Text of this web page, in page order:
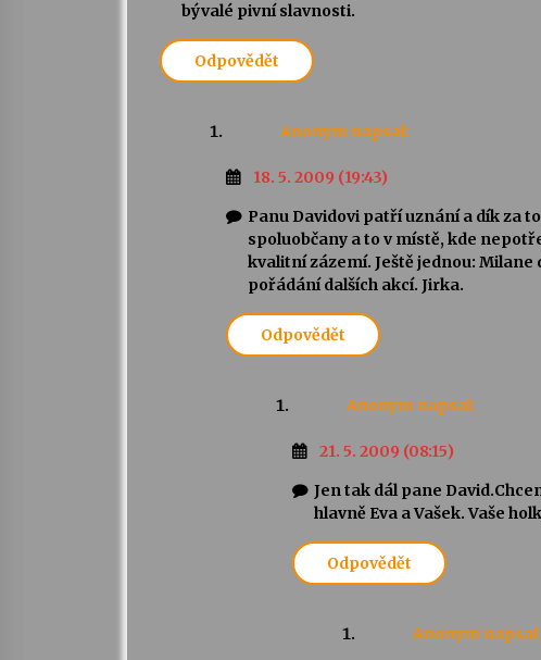
bývalé pivní slavnosti.
Odpovědět
Anonym napsal:
18. 5. 2009 (19:43)
Panu Davidovi patří uznání a dík za
spoluobčany a to v místě, kde
kvalitní zázemí. Ještě jednou:
pořádání dalších akcí. Jirka.
Odpovědět
Anonym napsal:
21. 5. 2009 (08:15)
Jen tak dál pane
hlavně Eva a Vašek. Vaše
Odpovědět
Anonym napsal: